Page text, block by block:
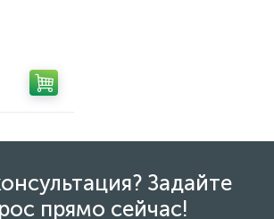
Задайте
прямо сейчас!